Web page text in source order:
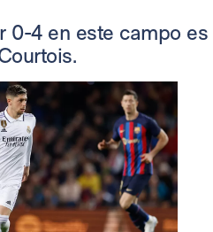
0-4 en este campo es